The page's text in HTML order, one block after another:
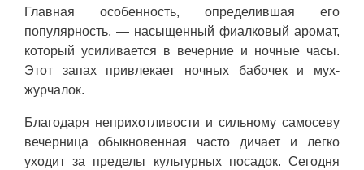
Главная особенность, определившая его
популярность, — насыщенный фиалковый аромат,
который усиливается в вечерние и ночные часы.
Этот запах привлекает ночных бабочек и мух-
журчалок.
Благодаря неприхотливости и сильному самосеву
вечерница обыкновенная часто дичает и легко
уходит за пределы культурных посадок. Сегодня